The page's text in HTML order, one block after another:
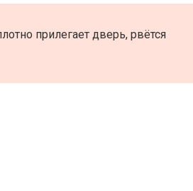
прилегает дверь, рвётся